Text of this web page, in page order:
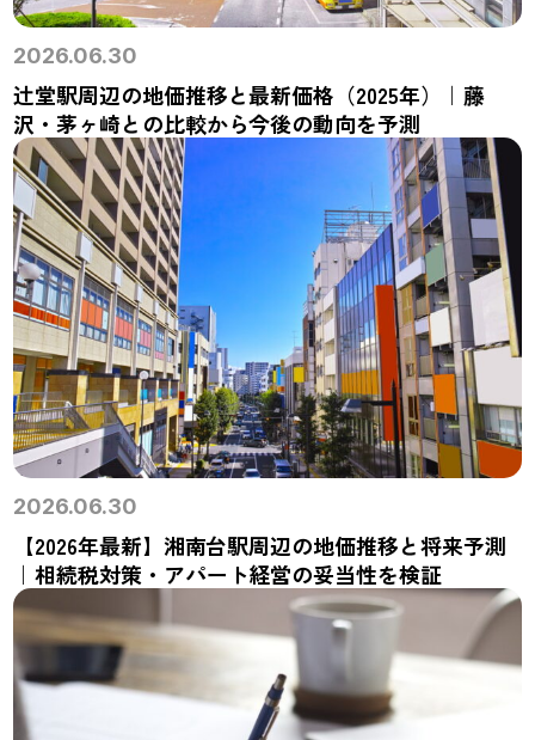
2026.06.30
辻堂駅周辺の地価推移と最新価格（2025年）｜藤
沢・茅ヶ崎との比較から今後の動向を予測
2026.06.30
【2026年最新】湘南台駅周辺の地価推移と将来予測
｜相続税対策・アパート経営の妥当性を検証